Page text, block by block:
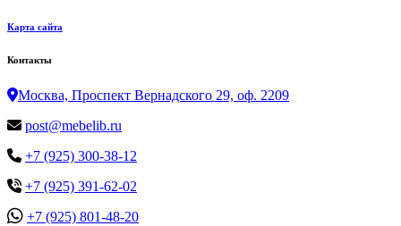
Карта сайта
Контакты
Москва, Проспект Вернадского 29, оф. 2209
post@mebelib.ru
+7 (925) 300-38-12
+7 (925) 391-62-02
+7 (925) 801-48-20